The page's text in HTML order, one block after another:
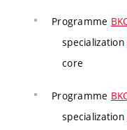
Programme
specialization
core
Programme
specialization